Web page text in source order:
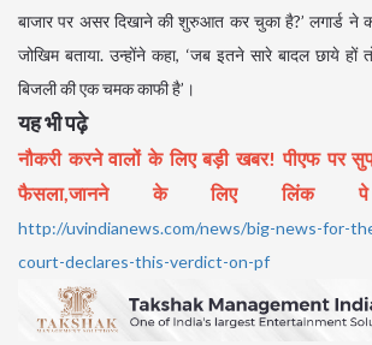
बाजार पर असर दिखाने की शुरुआत कर चुका है?’ लगार्ड ने
जोखिम बताया. उन्होंने कहा, ‘जब इतने सारे बादल छाये
बिजली की एक चमक काफी है’।
यह भी पढ़े
नौकरी करने वालों के लिए बड़ी खबर! पीएफ पर
फैसला,जानने के लिए लिंक
http://uvindianews.com/news/big-news-for-
court-declares-this-verdict-on-pf